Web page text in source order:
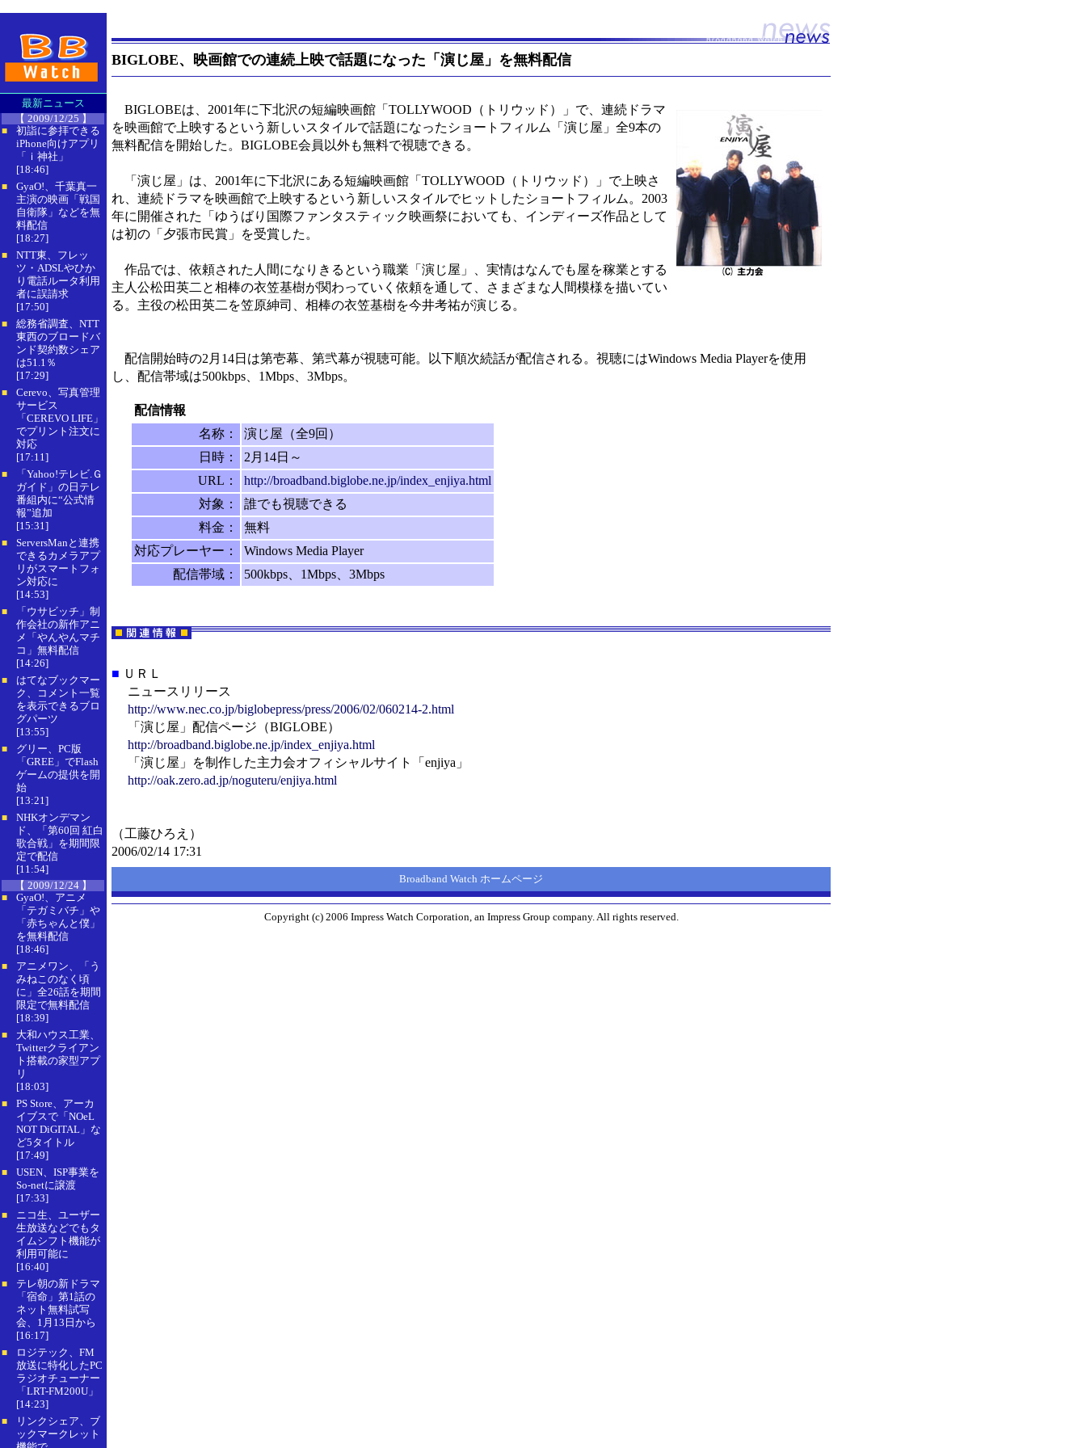
最新ニュース
【 2009/12/25 】
■
初詣に参拝できる
iPhone向けアプリ
「ｉ神社」
[18:46]
■
GyaO!、千葉真一
主演の映画「戦国
自衛隊」などを無
料配信
[18:27]
■
NTT東、フレッ
ツ・ADSLやひか
り電話ルータ利用
者に誤請求
[17:50]
■
総務省調査、NTT
東西のブロードバ
ンド契約数シェア
は51.1％
[17:29]
■
Cerevo、写真管理
サービス
「CEREVO LIFE」
でプリント注文に
対応
[17:11]
■
「Yahoo!テレビ.Ｇ
ガイド」の日テレ
番組内に“公式情
報”追加
[15:31]
■
ServersManと連携
できるカメラアプ
リがスマートフォ
ン対応に
[14:53]
■
「ウサビッチ」制
作会社の新作アニ
メ「やんやんマチ
コ」無料配信
[14:26]
■
はてなブックマー
ク、コメント一覧
を表示できるブロ
グパーツ
[13:55]
■
グリー、PC版
「GREE」でFlash
ゲームの提供を開
始
[13:21]
■
NHKオンデマン
ド、「第60回 紅白
歌合戦」を期間限
定で配信
[11:54]
【 2009/12/24 】
■
GyaO!、アニメ
「テガミバチ」や
「赤ちゃんと僕」
を無料配信
[18:46]
■
アニメワン、「う
みねこのなく頃
に」全26話を期間
限定で無料配信
[18:39]
■
大和ハウス工業、
Twitterクライアン
ト搭載の家型アプ
リ
[18:03]
■
PS Store、アーカ
イブスで「NOeL
NOT DiGITAL」な
ど5タイトル
[17:49]
■
USEN、ISP事業を
So-netに譲渡
[17:33]
■
ニコ生、ユーザー
生放送などでもタ
イムシフト機能が
利用可能に
[16:40]
■
テレ朝の新ドラマ
「宿命」第1話の
ネット無料試写
会、1月13日から
[16:17]
■
ロジテック、FM
放送に特化したPC
ラジオチューナー
「LRT-FM200U」
[14:23]
■
リンクシェア、ブ
ックマークレット
BIGLOBE、映画館での連続上映で話題になった「演じ屋」を無料配信
BIGLOBEは、2001年に下北沢の短編映画館「TOLLYWOOD（トリウッド）」で、連続ドラマ
を映画館で上映するという新しいスタイルで話題になったショートフィルム「演じ屋」全9本の
無料配信を開始した。BIGLOBE会員以外も無料で視聴できる。
「演じ屋」は、2001年に下北沢にある短編映画館「TOLLYWOOD（トリウッド）」で上映さ
れ、連続ドラマを映画館で上映するという新しいスタイルでヒットしたショートフィルム。2003
年に開催された「ゆうばり国際ファンタスティック映画祭においても、インディーズ作品として
は初の「夕張市民賞」を受賞した。
作品では、依頼された人間になりきるという職業「演じ屋」、実情はなんでも屋を稼業とする
主人公松田英二と相棒の衣笠基樹が関わっていく依頼を通して、さまざまな人間模様を描いてい
る。主役の松田英二を笠原紳司、相棒の衣笠基樹を今井考祐が演じる。
配信開始時の2月14日は第壱幕、第弐幕が視聴可能。以下順次続話が配信される。視聴にはWindows Media Playerを使用
し、配信帯域は500kbps、1Mbps、3Mbps。
配信情報
名称：
演じ屋（全9回）
日時：
2月14日～
URL：
http://broadband.biglobe.ne.jp/index_enjiya.html
対象：
誰でも視聴できる
料金：
無料
対応プレーヤー：
Windows Media Player
配信帯域：
500kbps、1Mbps、3Mbps
■ ＵＲＬ
ニュースリリース
http://www.nec.co.jp/biglobepress/press/2006/02/060214-2.html
「演じ屋」配信ページ（BIGLOBE）
http://broadband.biglobe.ne.jp/index_enjiya.html
「演じ屋」を制作した主力会オフィシャルサイト「enjiya」
http://oak.zero.ad.jp/noguteru/enjiya.html
（工藤ひろえ）
2006/02/14 17:31
Broadband Watch ホームページ
Copyright (c) 2006 Impress Watch Corporation, an Impress Group company. All rights reserved.